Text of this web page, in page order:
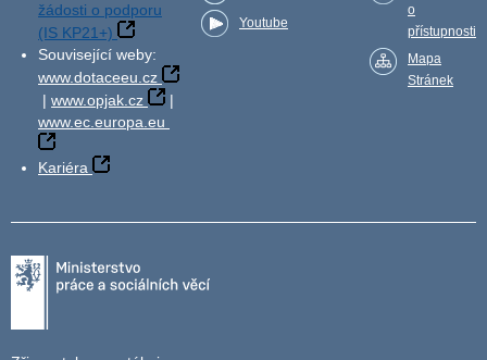
žádosti o podporu
(IS KP21+)
Související weby:
www.dotaceeu.cz
| www.opjak.cz
|
www.ec.europa.eu
Kariéra
Youtube
o
přístupnosti
Mapa
Stránek